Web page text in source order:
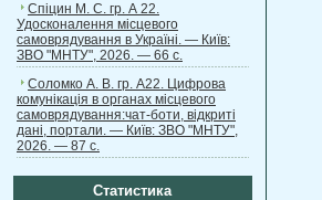
Спіцин М. С. гр. А 22.
Удосконалення місцевого
самоврядування в Україні. — Київ:
ЗВО "МНТУ", 2026. — 66 с.
Соломко А. В. гр. А22. Цифрова
комунікація в органах місцевого
самоврядування:чат-боти, відкриті
дані, портали. — Київ: ЗВО "МНТУ",
2026. — 87 с.
Статистика